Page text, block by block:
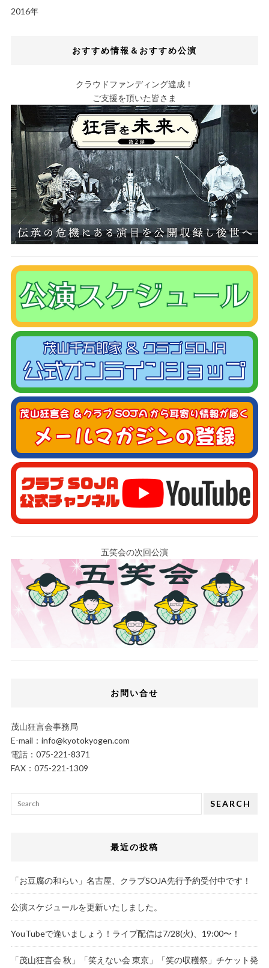
2016年
おすすめ情報＆おすすめ公演
クラウドファンディング達成！
ご支援を頂いた皆さま
五笑会の次回公演
お問い合せ
茂山狂言会事務局
E-mail： info@kyotokyogen.com
電話： 075-221-8371
FAX：075-221-1309
SEARCH
最近の投稿
「お豆腐の和らい」名古屋、クラブSOJA先行予約受付中です！
公演スケジュールを更新いたしました。
YouTubeで逢いましょう！ライブ配信は7/28(火)、19:00〜！
「茂山狂言会 秋」「笑えない会 東京」「笑の収穫祭」チケット発